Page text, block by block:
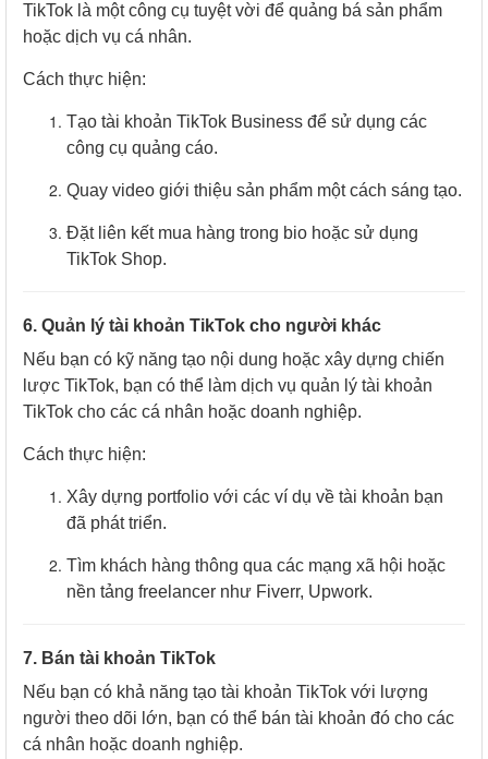
TikTok là một công cụ tuyệt vời để quảng bá sản phẩm
hoặc dịch vụ cá nhân.
Cách thực hiện:
Tạo tài khoản TikTok Business để sử dụng các
công cụ quảng cáo.
Quay video giới thiệu sản phẩm một cách sáng tạo.
Đặt liên kết mua hàng trong bio hoặc sử dụng
TikTok Shop.
6. Quản lý tài khoản TikTok cho người khác
Nếu bạn có kỹ năng tạo nội dung hoặc xây dựng chiến
lược TikTok, bạn có thể làm dịch vụ quản lý tài khoản
TikTok cho các cá nhân hoặc doanh nghiệp.
Cách thực hiện:
Xây dựng portfolio với các ví dụ về tài khoản bạn
đã phát triển.
Tìm khách hàng thông qua các mạng xã hội hoặc
nền tảng freelancer như Fiverr, Upwork.
7. Bán tài khoản TikTok
Nếu bạn có khả năng tạo tài khoản TikTok với lượng
người theo dõi lớn, bạn có thể bán tài khoản đó cho các
cá nhân hoặc doanh nghiệp.